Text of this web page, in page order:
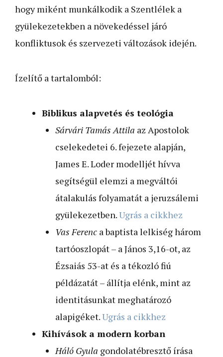
hogy miként munkálkodik a Szentlélek a
gyülekezetekben a növekedéssel járó
konfliktusok és szervezeti változások idején.
Ízelítő a tartalomból:
Biblikus alapvetés és teológia
Sárvári Tamás Attila az Apostolok
cselekedetei 6. fejezete alapján,
James E. Loder modelljét hívva
segítségül elemzi a megváltói
átalakulás folyamatát a jeruzsálemi
gyülekezetben.Ugrás a cikkhez
Vas Ferenc a baptista lelkiség három
tartóoszlopát – a János 3,16-ot, az
Ézsaiás 53-at és a tékozló fiú
példázatát – állítja elénk, mint az
identitásunkat meghatározó
alapigéket.Ugrás a cikkhez
Kihívások a modern korban
Háló Gyula gondolatébresztő írása